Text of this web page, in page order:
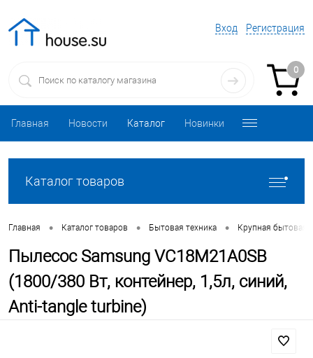
Вход Регистрация
0
Главная Новости Каталог Новинки
Каталог товаров
Главная • Каталог товаров • Бытовая техника • Крупная бытовая
Пылесос Samsung VC18M21A0SB
(1800/380 Вт, контейнер, 1,5л, синий,
Anti-tangle turbine)